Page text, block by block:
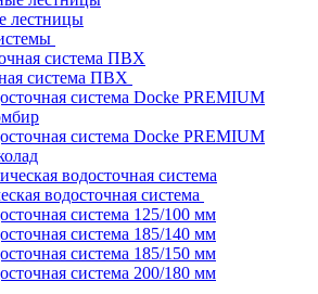
лестницы
система ПВХ
система Docke PREMIUM
система Docke PREMIUM
водосточная система
система 125/100 мм
система 185/140 мм
система 185/150 мм
система 200/180 мм